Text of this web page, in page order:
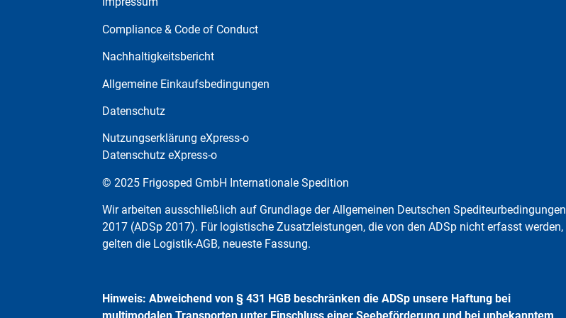
Compliance & Code of Conduct
Nachhaltigkeitsbericht
Allgemeine Einkaufsbedingungen
Datenschutz
Nutzungserklärung eXpress-o
Datenschutz eXpress-o
© 2025 Frigosped GmbH Internationale Spedition
Wir arbeiten ausschließlich auf Grundlage der Allgemeinen Deutschen Spediteurbedingungen
2017 (ADSp 2017). Für logistische Zusatzleistungen, die von den ADSp nicht erfasst werden,
gelten die Logistik-AGB, neueste Fassung.
Hinweis: Abweichend von § 431 HGB beschränken die ADSp unsere Haftung bei